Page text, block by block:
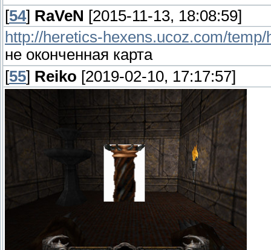
[54] RaVeN [2015-11-13, 18:08:59]
http://heretics-hexens.ucoz.com/
не оконченная карта
[55] Reiko [2019-02-10, 17:17:57]